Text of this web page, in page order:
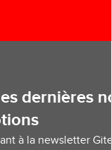
dernières
à la newsletter